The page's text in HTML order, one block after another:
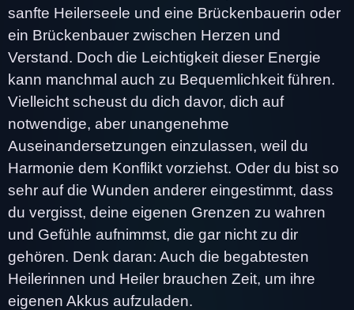
sanfte Heilerseele und eine Brückenbauerin oder
ein Brückenbauer zwischen Herzen und
Verstand. Doch die Leichtigkeit dieser Energie
kann manchmal auch zu Bequemlichkeit führen.
Vielleicht scheust du dich davor, dich auf
notwendige, aber unangenehme
Auseinandersetzungen einzulassen, weil du
Harmonie dem Konflikt vorziehst. Oder du bist so
sehr auf die Wunden anderer eingestimmt, dass
du vergisst, deine eigenen Grenzen zu wahren
und Gefühle aufnimmst, die gar nicht zu dir
gehören. Denk daran: Auch die begabtesten
Heilerinnen und Heiler brauchen Zeit, um ihre
eigenen Akkus aufzuladen.